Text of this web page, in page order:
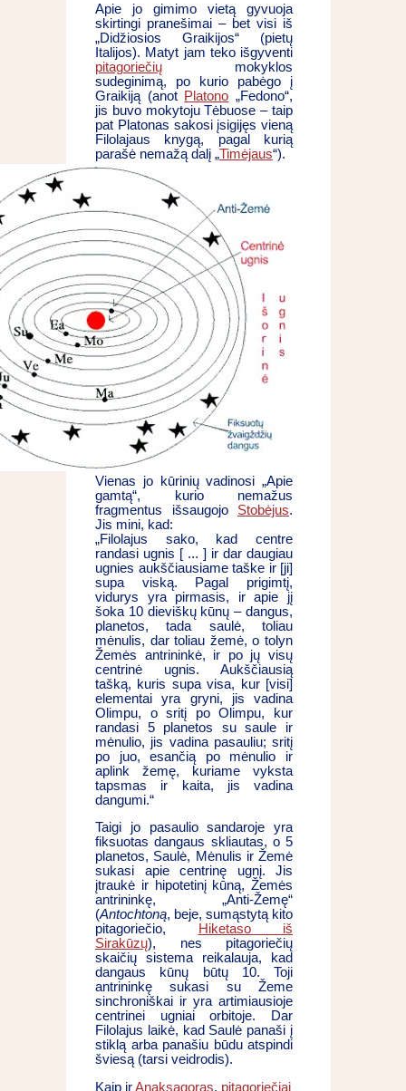
Apie jo gimimo vietą gyvuoja
skirtingi pranešimai – bet visi iš
„Didžiosios Graikijos“ (pietų
Italijos). Matyt jam teko išgyventi
pitagoriečių mokyklos
sudeginimą, po kurio pabėgo į
Graikiją (anot Platono „Fedono“,
jis buvo mokytoju Tėbuose – taip
pat Platonas sakosi įsigijęs vieną
Filolajaus knygą, pagal kurią
parašė nemažą dalį „Timėjaus“).
Vienas jo kūrinių vadinosi „Apie
gamtą“, kurio nemažus
fragmentus išsaugojo Stobėjus.
Jis mini, kad:
„Filolajus sako, kad centre
randasi ugnis [ ... ] ir dar daugiau
ugnies aukščiausiame taške ir [ji]
supa viską. Pagal prigimtį,
vidurys yra pirmasis, ir apie jį
šoka 10 dieviškų kūnų – dangus,
planetos, tada saulė, toliau
mėnulis, dar toliau žemė, o tolyn
Žemės antrininkė, ir po jų visų
centrinė ugnis. Aukščiausią
tašką, kuris supa visa, kur [visi]
elementai yra gryni, jis vadina
Olimpu, o sritį po Olimpu, kur
randasi 5 planetos su saule ir
mėnulio, jis vadina pasauliu; sritį
po juo, esančią po mėnulio ir
aplink žemę, kuriame vyksta
tapsmas ir kaita, jis vadina
dangumi.“
Taigi jo pasaulio sandaroje yra
fiksuotas dangaus skliautas, o 5
planetos, Saulė, Mėnulis ir Žemė
sukasi apie centrinę ugnį. Jis
įtraukė ir hipotetinį kūną, Žemės
antrininkę, „Anti-Žemę“
(Antochtoną, beje, sumąstytą kito
pitagoriečio,
Hiketaso iš
Sirakūzų), nes pitagoriečių
skaičių sistema reikalauja, kad
dangaus kūnų būtų 10. Toji
antrininkę sukasi su Žeme
sinchroniškai ir yra artimiausioje
centrinei ugniai orbitoje. Dar
Filolajus laikė, kad Saulė panaši į
stiklą arba panašiu būdu atspindi
šviesą (tarsi veidrodis).
Kaip irAnaksagoras, pitagoriečiai